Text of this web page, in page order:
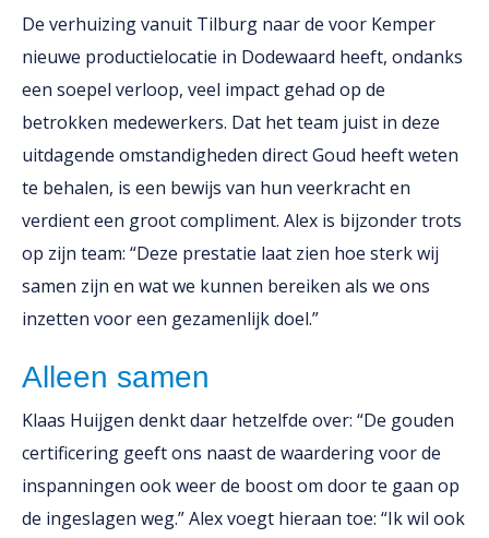
De verhuizing vanuit Tilburg naar de voor Kemper
nieuwe productielocatie in Dodewaard heeft, ondanks
een soepel verloop, veel impact gehad op de
betrokken medewerkers. Dat het team juist in deze
uitdagende omstandigheden direct Goud heeft weten
te behalen, is een bewijs van hun veerkracht en
verdient een groot compliment. Alex is bijzonder trots
op zijn team: “Deze prestatie laat zien hoe sterk wij
samen zijn en wat we kunnen bereiken als we ons
inzetten voor een gezamenlijk doel.”
Alleen samen
Klaas Huijgen denkt daar hetzelfde over: “De gouden
certificering geeft ons naast de waardering voor de
inspanningen ook weer de boost om door te gaan op
de ingeslagen weg.” Alex voegt hieraan toe: “Ik wil ook